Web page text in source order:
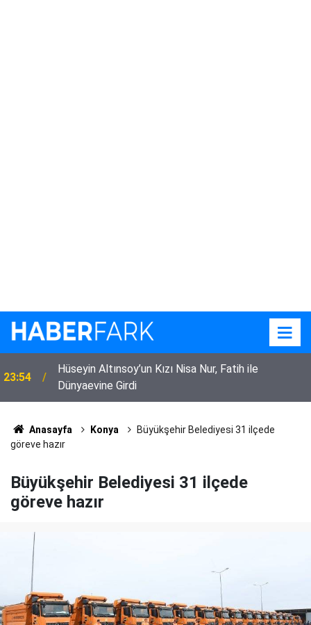
23:54
Hüseyin Altınsoy’un Kızı Nisa Nur, Fatih ile
Dünyaevine Girdi
Anasayfa Konya
Büyükşehir Belediyesi 31 ilçede
göreve hazır
Büyükşehir Belediyesi 31 ilçede
göreve hazır